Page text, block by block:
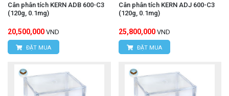
Cân phân tích KERN ADB 600-C3
(120g, 0.1mg)
20,500,000 VND
ĐẶT MUA
Cân phân tích KERN ADJ 600-C3
(120g, 0.1mg)
25,800,000 VND
ĐẶT MUA